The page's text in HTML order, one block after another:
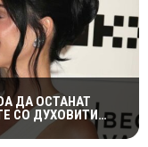
ДА ОСТАНАТ
СО ДУХОВИТИ